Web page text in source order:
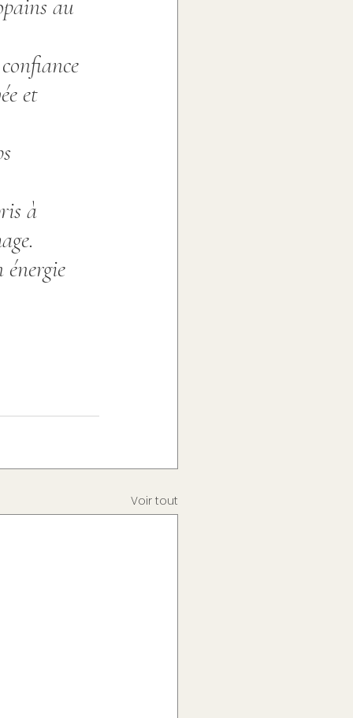
- Oct]
au
et
à
Voir tout